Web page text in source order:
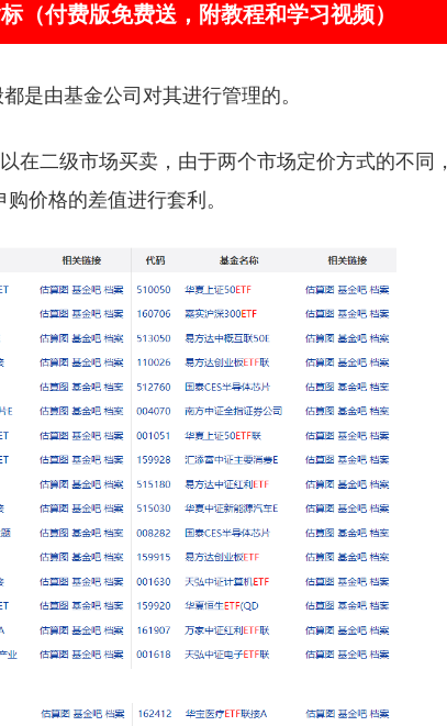
（付费版免费送，附教程和学习视频）
是由基金公司对其进行管理的。
在二级市场买卖，由于两个市场定价方式的不同，
价格的差值进行套利。